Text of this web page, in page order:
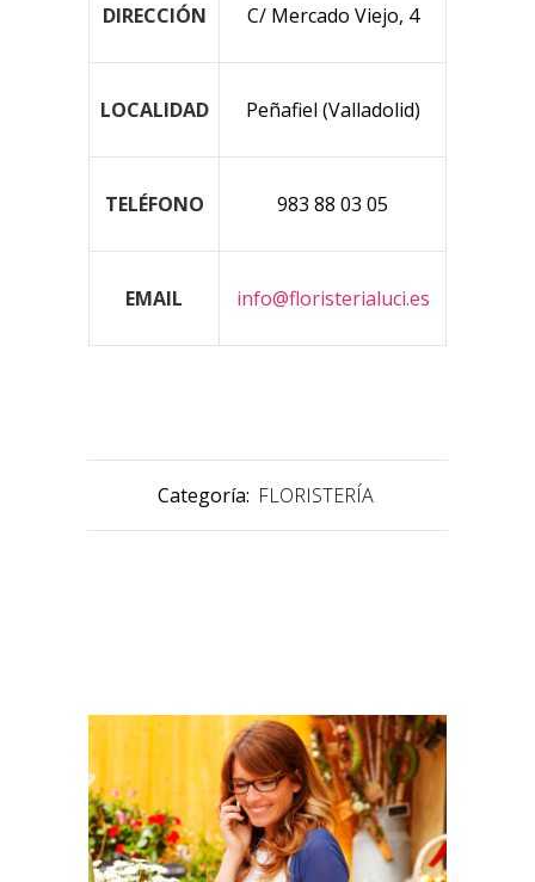
DIRECCIÓN C/ Mercado Viejo, 4
LOCALIDAD Peñafiel (Valladolid)
TELÉFONO 983 88 03 05
EMAIL info@floristerialuci.es
Categoría: FLORISTERÍA